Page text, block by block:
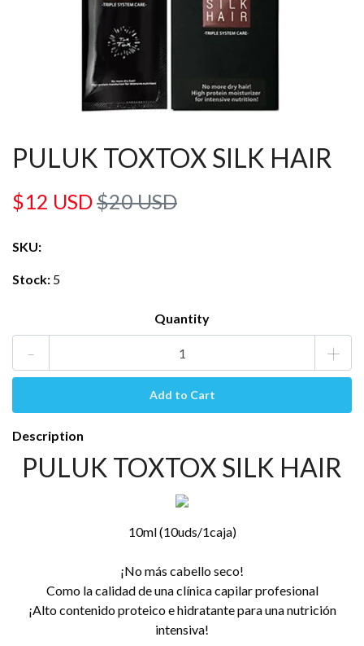
PULUK TOXTOX SILK HAIR
$12 USD$20 USD
SKU:
Stock: 5
Quantity
- +
Description
PULUK TOXTOX SILK HAIR
10ml (10uds/1caja)
¡No más cabello seco!
Como la calidad de una clínica capilar profesional
¡Alto contenido proteico e hidratante para una nutrición
intensiva!